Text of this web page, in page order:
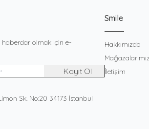
olmak için e-
Kayıt Ol
Sk. No:20 34173 İstanbul
Smile
Hakkımızda
Mağazalarımız
İletişim